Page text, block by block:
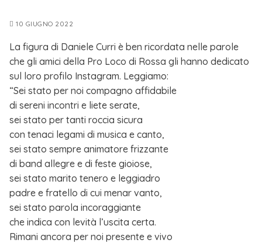
10 GIUGNO 2022
La figura di Daniele Curri è ben ricordata nelle parole
che gli amici della Pro Loco di Rossa gli hanno dedicato
sul loro profilo Instagram. Leggiamo:
“Sei stato per noi compagno affidabile
di sereni incontri e liete serate,
sei stato per tanti roccia sicura
con tenaci legami di musica e canto,
sei stato sempre animatore frizzante
di band allegre e di feste gioiose,
sei stato marito tenero e leggiadro
padre e fratello di cui menar vanto,
sei stato parola incoraggiante
che indica con levità l’uscita certa.
Rimani ancora per noi presente e vivo